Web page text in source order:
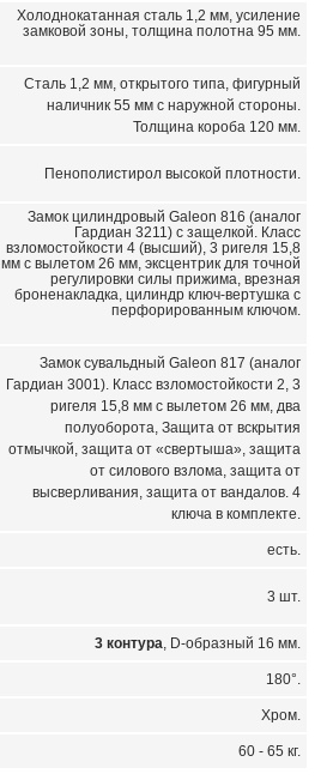
Холоднокатанная сталь 1,2 мм, усиление
замковой зоны, толщина полотна 95 мм.
Сталь 1,2 мм, открытого типа, фигурный
наличник 55 мм с наружной стороны.
Толщина короба 120 мм.
Пенополистирол высокой плотности.
Замок цилиндровый Galeon 816 (аналог
Гардиан 3211) с защелкой. Класс
взломостойкости 4 (высший), 3 ригеля 15,8
мм с вылетом 26 мм, эксцентрик для точной
регулировки силы прижима, врезная
броненакладка, цилиндр ключ-вертушка с
перфорированным ключом.
Замок сувальдный Galeon 817 (аналог
Гардиан 3001). Класс взломостойкости 2, 3
ригеля 15,8 мм с вылетом 26 мм, два
полуоборота, Защита от вскрытия
отмычкой, защита от «свертыша», защита
от силового взлома, защита от
высверливания, защита от вандалов. 4
ключа в комплекте.
есть.
3 шт.
3 контура, D-образный 16 мм.
180°.
Хром.
60 - 65 кг.